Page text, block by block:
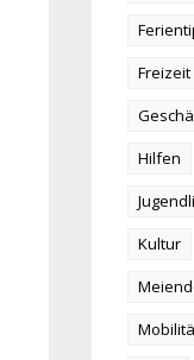
Freizeit
Hilfen
Kultur